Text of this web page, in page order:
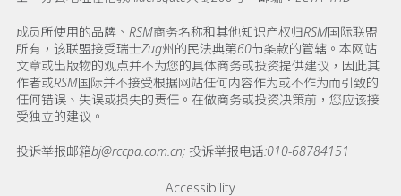
成员所使用的品牌、RSM商务名称和其他知识产权归RSM国际联盟
所有，该联盟接受瑞士Zug州的民法典第60节条款的管辖。本网站
文章或出版物的观点并不为您的具体商务或投资提供建议，因此其
作者或RSM国际并不接受根据网站任何内容作为或不作为而引致的
任何错误、失误或损失的责任。在做商务或投资决策前，您应该接
受独立的建议。
投诉举报邮箱bj@rccpa.com.cn; 投诉举报电话:010-68784151
Accessibility